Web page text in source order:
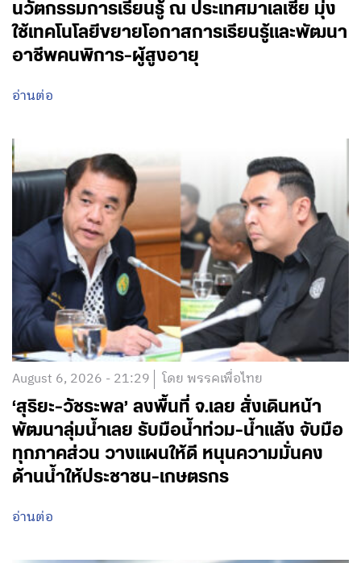
นวัตกรรมการเรียนรู้ ณ ประเทศมาเลเซีย มุ่ง
ใช้เทคโนโลยีขยายโอกาสการเรียนรู้และพัฒนา
อาชีพคนพิการ-ผู้สูงอายุ
อ่านต่อ
August 6, 2026 - 21:29 โดย พรรคเพื่อไทย
‘สุริยะ-วัชระพล’ ลงพื้นที่ จ.เลย สั่งเดินหน้า
พัฒนาลุ่มน้ำเลย รับมือน้ำท่วม-น้ำแล้ง จับมือ
ทุกภาคส่วน วางแผนให้ดี หนุนความมั่นคง
ด้านน้ำให้ประชาชน-เกษตรกร
อ่านต่อ